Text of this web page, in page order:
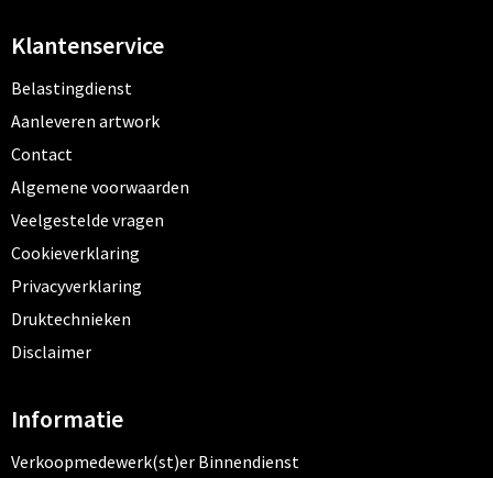
Klantenservice
Belastingdienst
Aanleveren artwork
Contact
Algemene voorwaarden
Veelgestelde vragen
Cookieverklaring
Privacyverklaring
Druktechnieken
Disclaimer
Informatie
Verkoopmedewerk(st)er Binnendienst